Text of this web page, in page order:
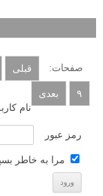
صفحات: قبلی
۹
بعدی
نام
رمز عبور
مرا به خاطر